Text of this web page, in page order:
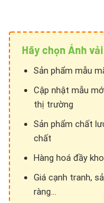
Hãy chọn Ánh
Sản phẩm mẫu
Cập nhật mẫu
thị trường
Sản phẩm chất
chất
Hàng hoá đầy
Giá cạnh tranh,
ràng...